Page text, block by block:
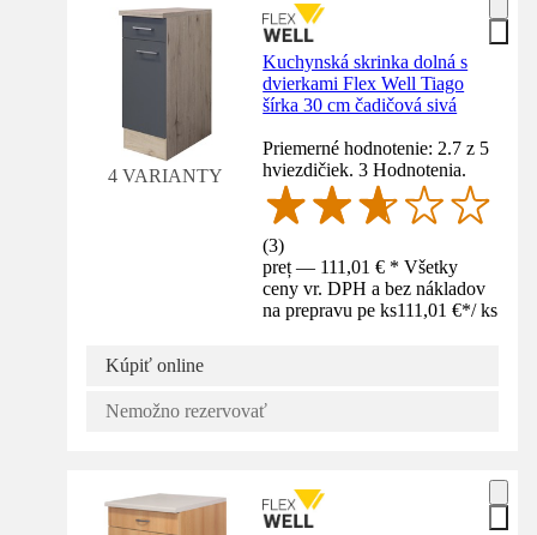
4 VARIANTY
Kuchynská skrinka dolná s
dvierkami Flex Well Tiago
šírka 30 cm čadičová sivá
Priemerné hodnotenie: 2.7 z 5
hviezdičiek. 3 Hodnotenia.
(3)
preț — 111,01 € * Všetky
ceny vr. DPH a bez nákladov
na prepravu pe ks111,01 €*/ ks
Kúpiť online
Nemožno rezervovať